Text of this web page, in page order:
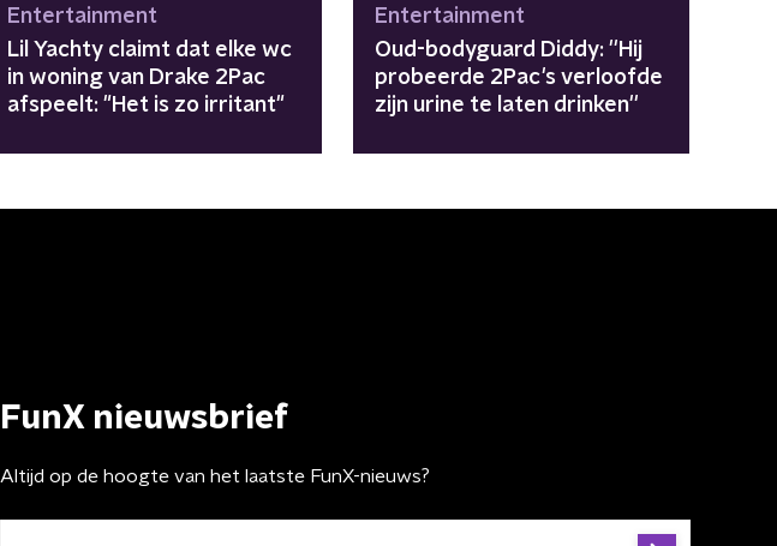
Entertainment
Lil Yachty claimt dat elke wc
in woning van Drake 2Pac
afspeelt: "Het is zo irritant"
Entertainment
Oud-bodyguard Diddy: ''Hij
probeerde 2Pac's verloofde
zijn urine te laten drinken''
FunX nieuwsbrief
Altijd op de hoogte van het laatste FunX-nieuws?